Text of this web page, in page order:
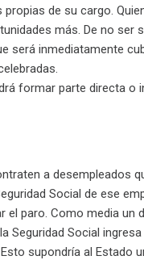
de su cargo.
más. De no ser
será inmediatamente
formar parte directa o
a desempleados
Social de ese
el paro. Como media un
Seguridad Social
supondría al Estado